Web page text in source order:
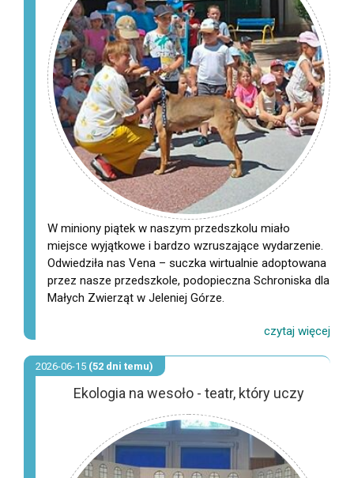
W miniony piątek w naszym przedszkolu miało
miejsce wyjątkowe i bardzo wzruszające wydarzenie.
Odwiedziła nas Vena – suczka wirtualnie adoptowana
przez nasze przedszkole, podopieczna Schroniska dla
Małych Zwierząt w Jeleniej Górze.
Ekologia na wesoło - teatr, który uczy
2026-06-15 (52 dni temu)